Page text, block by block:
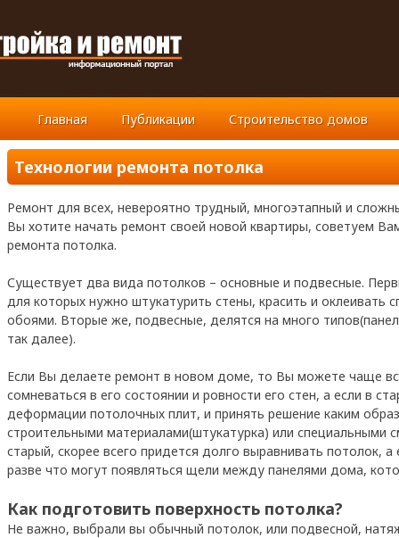
Главная Публикации Строительство домов
Технологии ремонта потолка
Ремонт для всех, невероятно трудный, многоэтапный и
Вы хотите начать ремонт своей новой квартиры, советуем
ремонта потолка.
Существует два вида потолков – основные и подвесные.
для которых нужно штукатурить стены, красить и оклеивать
обоями. Вторые же, подвесные, делятся на много
так далее).
Если Вы делаете ремонт в новом доме, то Вы можете чаще
сомневаться в его состоянии и ровности его стен, а если в
деформации потолочных плит, и принять решение каким
строительными материалами(штукатурка) или
старый, скорее всего придется долго выравнивать потолок,
разве что могут появляться щели между панелями дома,
Как подготовить поверхность потолка?
Не важно, выбрали вы обычный потолок, или подвесной,